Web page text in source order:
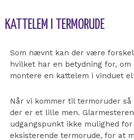
KATTELEM I TERMORUDE
Som nævnt kan der være
hvilket har en betydning for,
montere en kattelem i vinduet
Når vi kommer til termoruder
der er et lille men.
udgangspunkt ikke mulighed
eksisterende termorude, for at